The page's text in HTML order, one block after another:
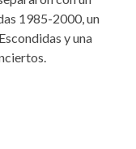
1985-2000, un
y una